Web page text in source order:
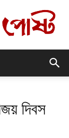
দিবস